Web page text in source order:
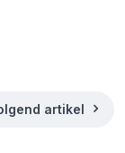
artikel